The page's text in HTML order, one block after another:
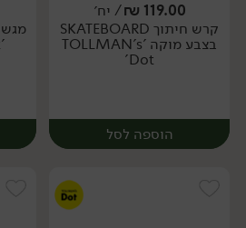
יח׳
119.00
₪/ יח׳
קרש חיתוך SKATEBOARD
בצבע מוקה 'TOLLMAN's
Dot'
הוספה לסל
'TOLLMAN's Dot'